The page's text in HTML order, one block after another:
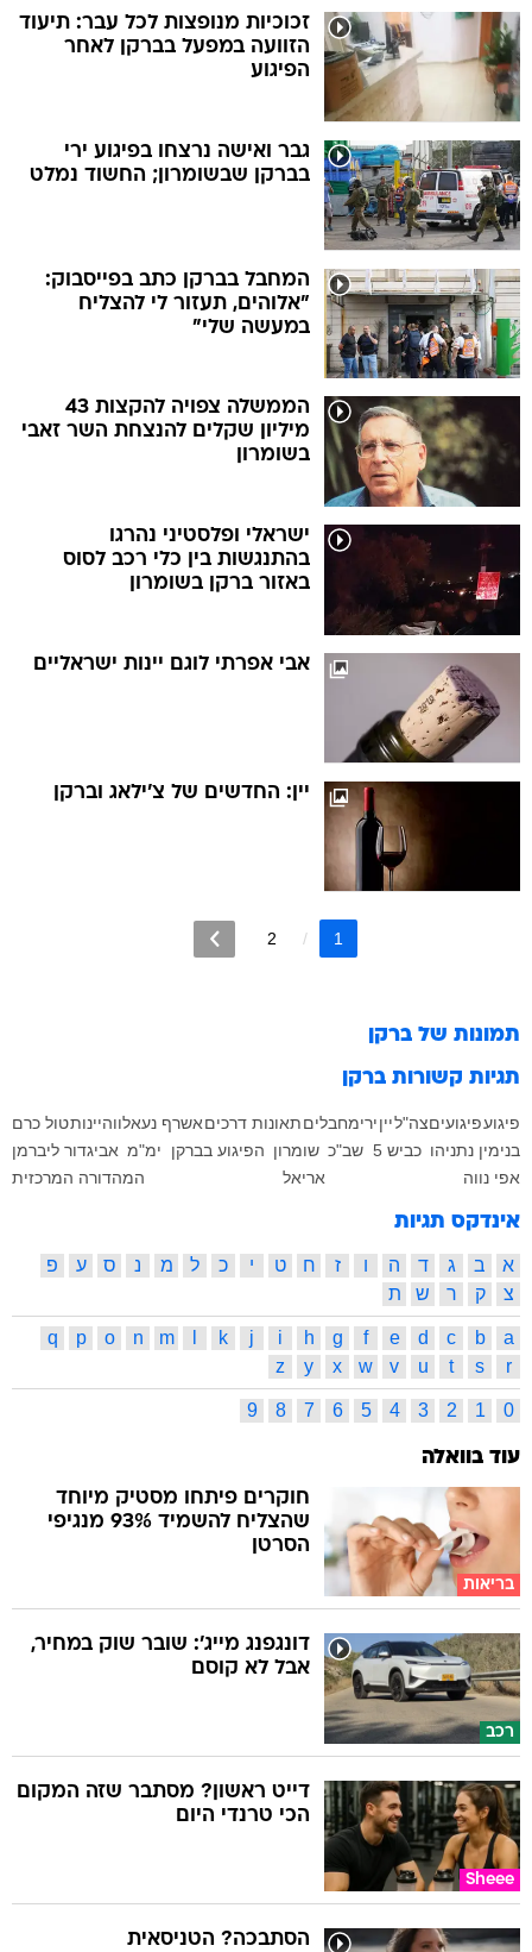
זכוכיות מנופצות לכל עבר: תיעוד
הזוועה במפעל בברקן לאחר
הפיגוע
גבר ואישה נרצחו בפיגוע ירי
בברקן שבשומרון; החשוד נמלט
המחבל בברקן כתב בפייסבוק:
"אלוהים, תעזור לי להצליח
במעשה שלי"
הממשלה צפויה להקצות 43
מיליון שקלים להנצחת השר זאבי
בשומרון
ישראלי ופלסטיני נהרגו
בהתנגשות בין כלי רכב לסוס
באזור ברקן בשומרון
אבי אפרתי לוגם יינות ישראליים
יין: החדשים של צ'ילאג וברקן
1
2
תמונות של ברקן
תגיות קשורות ברקן
פיגועפיגועיםצה"לייןירימחבליםתאונות דרכיםאשרף נעאלווהיינותטול כרם
בנימין נתניהו כביש 5 שב"כ שומרון הפיגוע בברקן ימ"מ אביגדור ליברמן
אפי נווה
אריאל המהדורה המרכזית
אינדקס תגיות
א ב ג ד ה ו ז ח ט י כ ל מ נ ס ע
פ
צ
ק ר ש ת
a
b
c
d
e
f
g
h
i
j
k
m
n
o
p
q
r
s
t
u
v
w
x
y
z
0
1
2
3
4
5
6
7
8
9
עוד בוואלה
בריאות
חוקרים פיתחו מסטיק מיוחד
שהצליח להשמיד 93% מנגיפי
הסרטן
רכב
דונגפנג מייג': שובר שוק במחיר,
אבל לא קוסם
Sheee
דייט ראשון? מסתבר שזה המקום
הכי טרנדי היום
הסתבכה? הטניסאית